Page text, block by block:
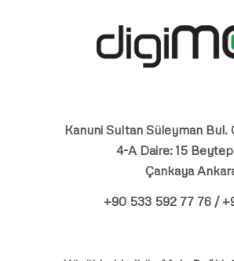
Kanuni Sultan Süleyman
4-A Daire: 15
Çankaya
+90 533 592 77 76 /